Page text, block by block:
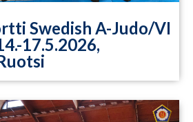
Swedish A-Judo/VI
17.5.2026,